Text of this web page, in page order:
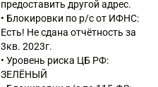
отделка камня для
использования в
строительстве в качестве
дорожного покрытия
46.19 Деятельность агентов
по оптовой торговле
предоставить другой адрес.
• Блокировки по р/с от ИФНС:
Есть! Не сдана отчётность за
3кв. 2023г.
• Уровень риска ЦБ РФ:
ЗЕЛЁНЫЙ